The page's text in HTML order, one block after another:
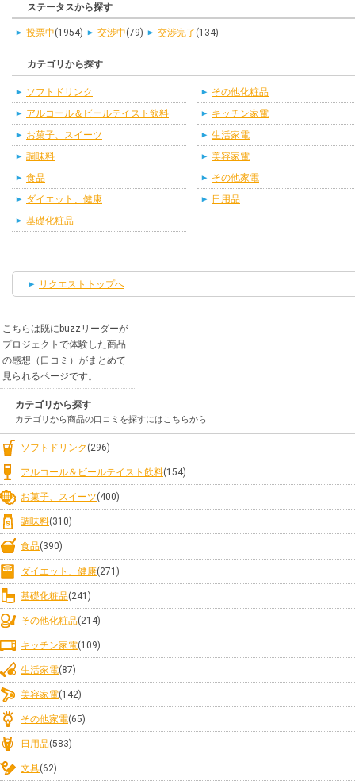
ステータスから探す
投票中(1954) 交渉中(79) 交渉完了 (134)
カテゴリから探す
ソフトドリンク
アルコール＆ビールテイスト飲料
お菓子、スイーツ
調味料
食品
ダイエット、健康
基礎化粧品
その他化粧品
キッチン家電
生活家電
美容家電
その他家電
日用品
リクエストトップへ
こちらは既にbuzzリーダーが
プロジェクトで体験した商品
の感想（口コミ）がまとめて
見られるページです。
カテゴリから探す
カテゴリから商品の口コミを探すにはこちらから
ソフトドリンク (296)
アルコール＆ビールテイスト飲料(154)
お菓子、スイーツ(400)
調味料(310)
食品(390)
ダイエット、健康(271)
基礎化粧品(241)
その他化粧品(214)
キッチン家電(109)
生活家電(87)
美容家電(142)
その他家電(65)
日用品(583)
文具(62)